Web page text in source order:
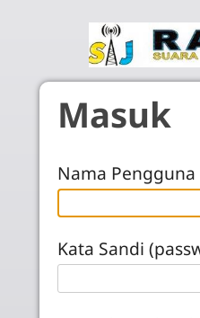
Masuk
Nama
Kata Sandi